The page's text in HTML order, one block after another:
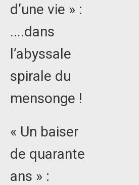
d’une vie » :
....dans
l’abyssale
spirale du
mensonge !
« Un baiser
de quarante
ans » :